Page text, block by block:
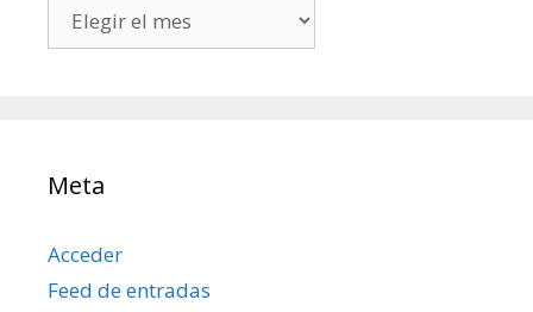
mis
Meta
Acceder
Feed de entradas